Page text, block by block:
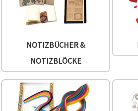
Informationen
Alle
akzeptieren
Cookie-
Einstellungen
NOTIZBÜCHER &
NOTIZBLÖCKE